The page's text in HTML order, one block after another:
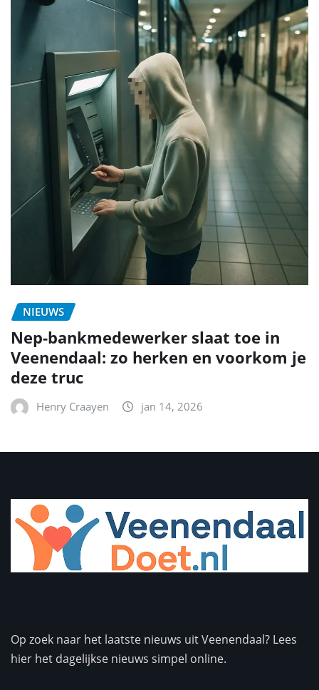
NIEUWS
Nep-bankmedewerker slaat toe in
Veenendaal: zo herken en voorkom je
deze truc
Henry Craayen jan 14, 2026
Op zoek naar het laatste nieuws uit Veenendaal? Lees
hier het dagelijkse nieuws simpel online.